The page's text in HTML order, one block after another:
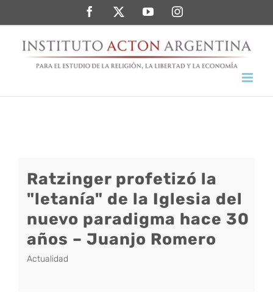
al
contenido
FacebookTwitterYouTubeInstagram
Ratzinger profetizó la
"letanía" de la Iglesia del
nuevo paradigma hace 30
años – Juanjo Romero
Actualidad